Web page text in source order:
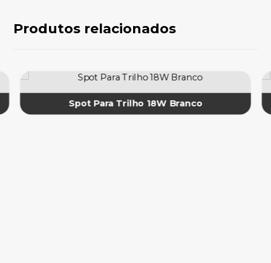
Produtos relacionados
Spot Para Trilho 18W Branco